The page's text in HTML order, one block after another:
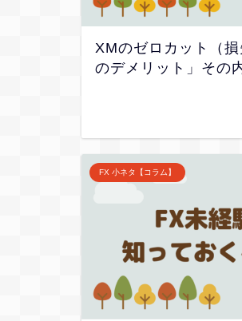
XMのゼロカット（
のデメリット」その
FX 小ネタ【コラム】